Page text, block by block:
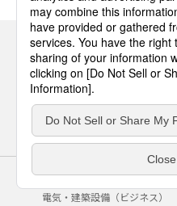
サイトのご利用にあたって
電気・建築設備（ビジネス）